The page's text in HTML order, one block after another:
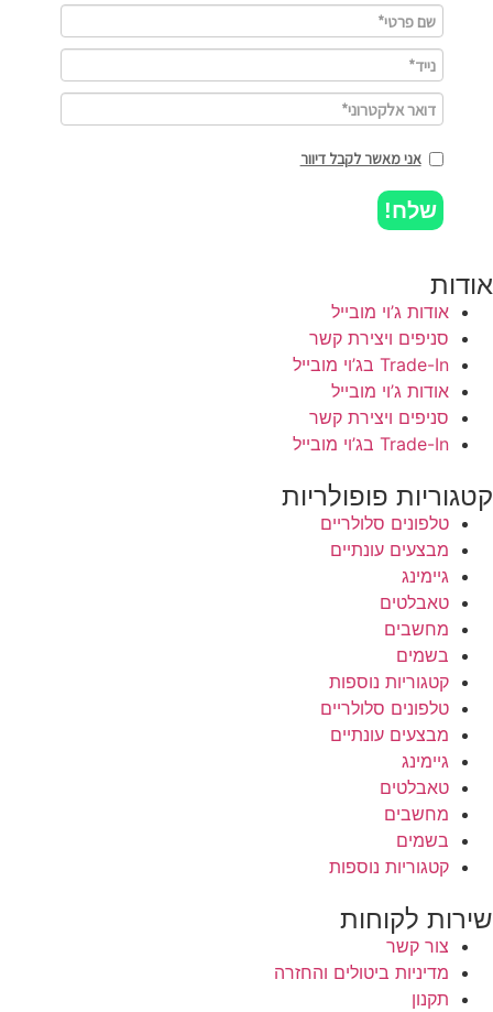
אני מאשר לקבל דיוור
שלח!
אודות
אודות ג’וי מובייל
סניפים ויצירת קשר
Trade-In בג’וי מובייל
אודות ג’וי מובייל
סניפים ויצירת קשר
Trade-In בג’וי מובייל
קטגוריות פופולריות
טלפונים סלולריים
מבצעים עונתיים
גיימינג
טאבלטים
מחשבים
בשמים
קטגוריות נוספות
טלפונים סלולריים
מבצעים עונתיים
גיימינג
טאבלטים
מחשבים
בשמים
קטגוריות נוספות
שירות לקוחות
צור קשר
מדיניות ביטולים והחזרה
תקנון